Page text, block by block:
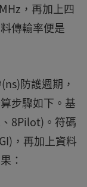
，再加上四
傳輸率便是
防護週期，
步驟如下。基
8Pilot)。符碼
，再加上資料
：